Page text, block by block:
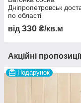
Дніпропетровськ
по області
від 330 ₴/кв.м
Акційні
Подарунок